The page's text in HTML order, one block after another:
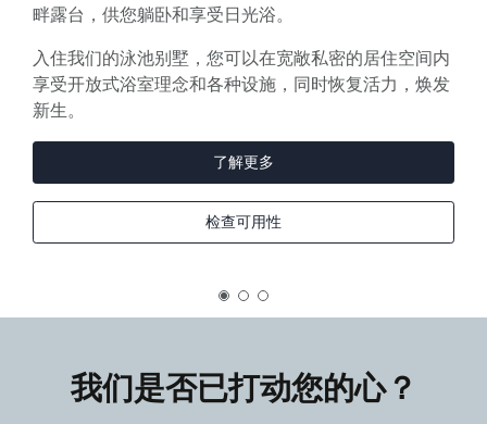
畔露台，供您躺卧和享受日光浴。
入住我们的泳池别墅，您可以在宽敞私密的居住空间内
享受开放式浴室理念和各种设施，同时恢复活力，焕发
新生。
了解更多
检查可用性
我们是否已打动您的心？